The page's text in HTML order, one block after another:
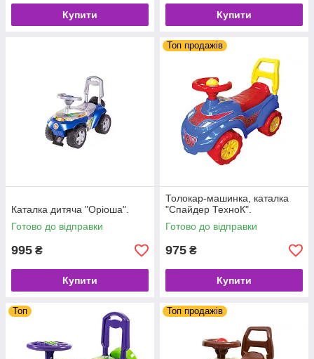
Купити Купити
Каталка дитяча "Оріоша".
Готово до відправки
995 ₴
Купити
Топ продажів
Толокар-машинка, каталка
"Спайдер ТехноК".
Готово до відправки
975 ₴
Купити
Топ Топ продажів